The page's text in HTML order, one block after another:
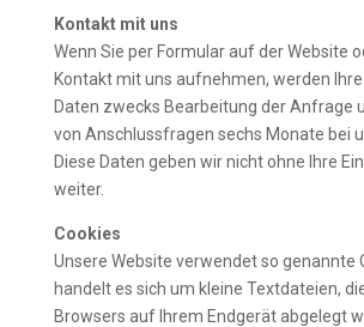
Kontakt mit uns
Wenn Sie per Formular auf der Website
Kontakt mit uns aufnehmen, werden
Daten zwecks Bearbeitung der Anfrage
von Anschlussfragen sechs Monate bei
Diese Daten geben wir nicht ohne Ihre
weiter.
Cookies
Unsere Website verwendet so genannte
handelt es sich um kleine Textdateien,
Browsers auf Ihrem Endgerät abgelegt